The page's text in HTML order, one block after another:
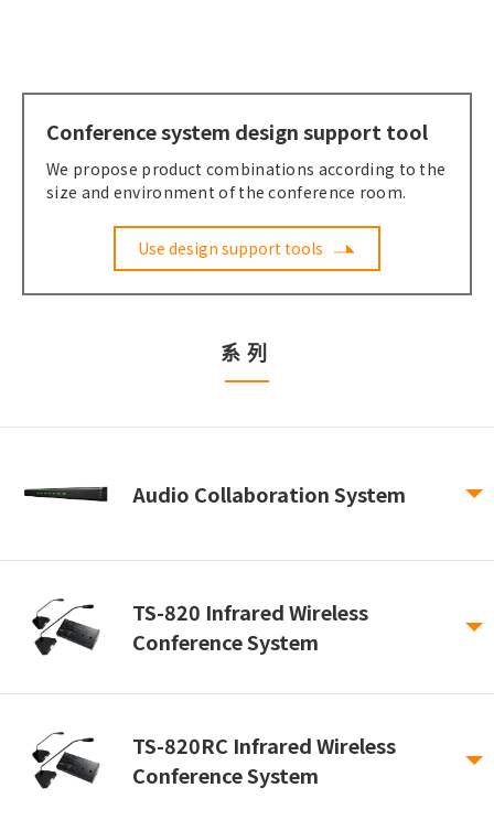
Conference system design support tool
We propose product combinations according to the
size and environment of the conference room.
Use design support tools
系列
Audio Collaboration System
TS-820 Infrared Wireless
Conference System
TS-820RC Infrared Wireless
Conference System